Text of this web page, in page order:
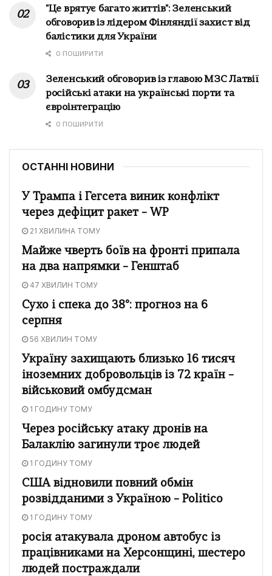
"Це врятує багато життів": Зеленський
обговорив із лідером Фінляндії захист від
балістики для України
0 ПОШИРИТИ
Зеленський обговорив із главою МЗС Латвії
російські атаки на українські порти та
євроінтеграцію
0 ПОШИРИТИ
ОСТАННІ НОВИНИ
У Трампа і Гегсета виник конфлікт
через дефіцит ракет – WP
21 ХВИЛИНА ТОМУ
Майже чверть боїв на фронті припала
на два напрямки – Генштаб
47 ХВИЛИН ТОМУ
Сухо і спека до 38°: прогноз на 6
серпня
56 ХВИЛИН ТОМУ
Україну захищають близько 16 тисяч
іноземних добровольців із 72 країн –
військовий омбудсман
1 ГОДИНУ ТОМУ
Через російську атаку дронів на
Балаклію загинули троє людей
1 ГОДИНУ ТОМУ
США відновили повний обмін
розвідданими з Україною – Politico
1 ГОДИНУ ТОМУ
росія атакувала дроном автобус із
працівниками на Херсонщині, шестеро
людей постраждали